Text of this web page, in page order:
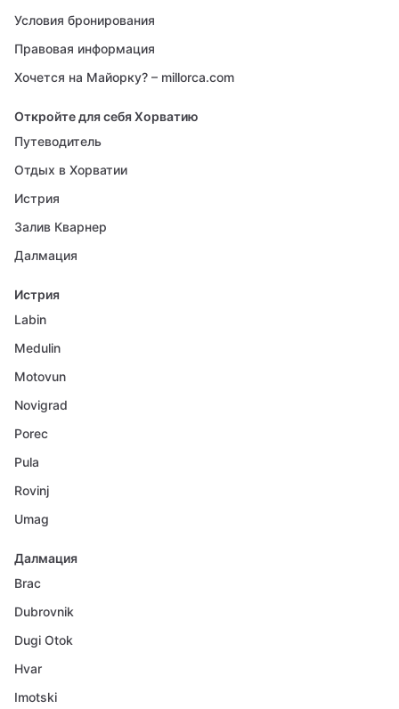
Условия бронирования
Правовая информация
Хочется на Майорку? – millorca.com
Откройте для себя Хорватию
Путеводитель
Отдых в Хорватии
Истрия
Залив Кварнер
Далмация
Истрия
Labin
Medulin
Motovun
Novigrad
Porec
Pula
Rovinj
Umag
Далмация
Brac
Dubrovnik
Dugi Otok
Hvar
Imotski